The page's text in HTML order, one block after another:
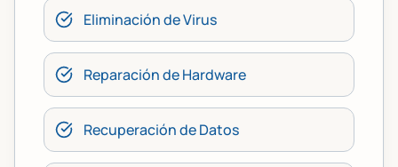
Eliminación de Virus
Reparación de Hardware
Recuperación de Datos